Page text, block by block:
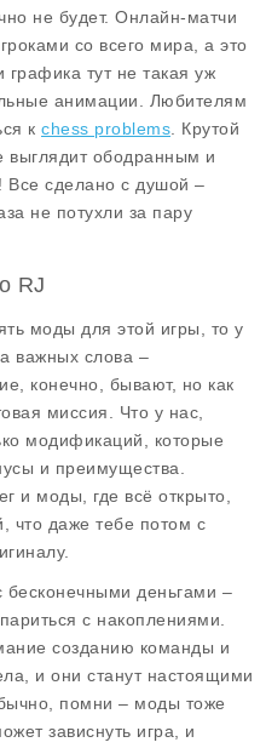
не будет. Онлайн-матчи
со всего мира, а это
графика тут не такая уж
анимации. Любителям
к chess problems . Крутой
выглядит ободранным и
Все сделано с душой –
не потухли за пару
RJ
моды для этой игры, то у
важных слова –
конечно, бывают, но как
миссия. Что у нас,
модификаций, которые
и преимущества.
и моды, где всё открыто,
что даже тебе потом с
бесконечными деньгами –
с накоплениями.
созданию команды и
и они станут настоящими
помни – моды тоже
зависнуть игра, и